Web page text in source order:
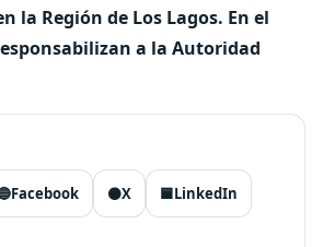
la Región de Los Lagos. En el
a la Autoridad
Facebook ⚫X 🟦LinkedIn